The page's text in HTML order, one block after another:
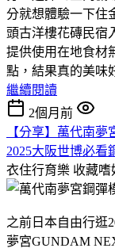
分就想體驗一下住
頭古洋樓花磚民宿
提供使用在地食材
點，結果真的美味
繼續閱讀
2個月前
【分享】萬代南夢
2025大阪世博必看
衣住行育樂 收藏嗜
之前日本自由行逛
夢宮GUNDAM